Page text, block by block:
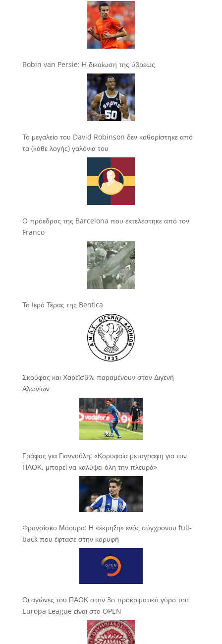
Robin van Persie: Η δικαίωση της ύβρεως
Το μεγαλείο του David Robinson δεν καθορίστηκε από
τα (κάθε λογής) γαλόνια του
Ο πρόεδρος της Barcelona που εκτελέστηκε από τον
Franco
Το Ιερό Τέρας της Benfica
Σκούφας και Χαρεϊσβίλι παραμένουν στον Διγενή
Αλωνίων
Γράφας για Γιαννούλη: «Κορυφαία μεταγραφη για τον
ΠΑΟΚ, μπορεί να καλύψει όλη την πλευρά»
Φρανσίσκο Μόουρα: Η «έκρηξη» ενός σύγχρονου full-
back που έφτασε στην κορυφή
Οι αγώνες του ΠΑΟΚ στον 3ο προκριματικό γύρο του
Europa League είναι στο OPEN